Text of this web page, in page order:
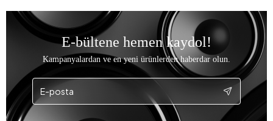
E-bültene hemen kaydol!
Kampanyalardan ve en yeni ürünlerden haberdar olun.